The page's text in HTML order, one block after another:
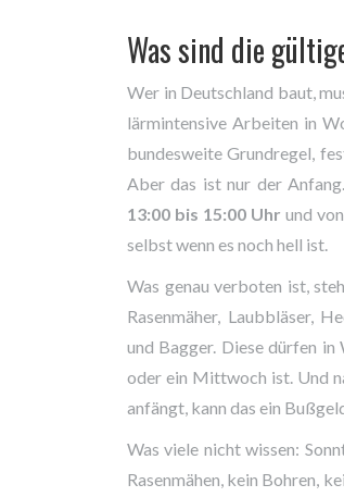
Was sind die
Wer in Deutschland baut,
lärmintensive Arbeiten in
bundesweite Grundregel,
Aber das ist nur der
13:00 bis 15:00 Uhr und von
selbst wenn es noch hell ist.
Was genau verboten ist,
Rasenmäher, Laubbläser,
und Bagger. Diese dürfen
oder ein Mittwoch ist. Und
anfängt, kann das ein
Was viele nicht wissen:
Rasenmähen, kein Bohren,